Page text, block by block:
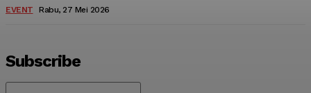
EVENT Rabu, 27 Mei 2026
Subscribe